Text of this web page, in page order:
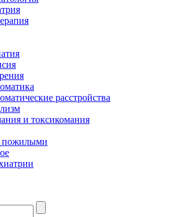
расстройства
и токсикомания
пожилыми